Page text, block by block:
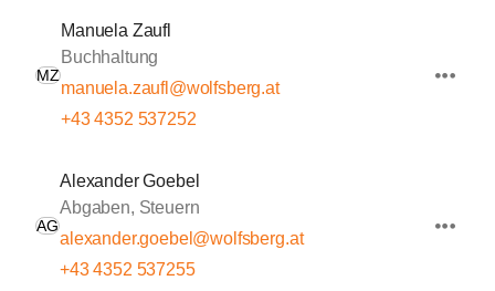
MZ
Manuela Zaufl
Buchhaltung
manuela.zaufl@wolfsberg.at
+43 4352 537252
AG
Alexander Goebel
Abgaben, Steuern
alexander.goebel@wolfsberg.at
+43 4352 537255